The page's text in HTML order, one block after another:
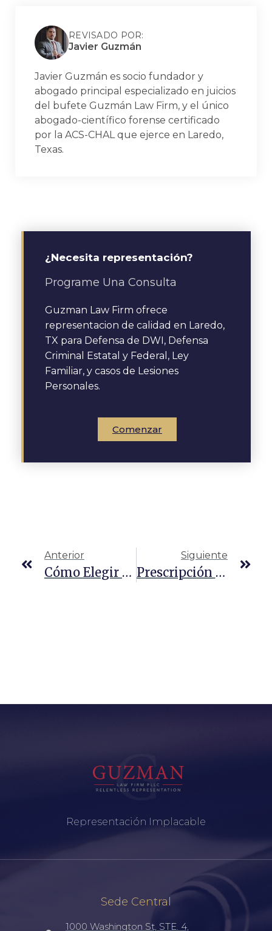
REVISADO POR:
Javier Guzmán
Javier Guzmán es socio fundador y
abogado principal especializado en juicios
del bufete Guzmán Law Firm, y el único
abogado-científico forense certificado
por la ACS-CHAL que ejerce en Laredo,
Texas.
¿Necesita representación?
Programe Una Consulta
Guzman Law Firm ofrece
representacion de calidad en Laredo,
TX para Defensa de DWI, Defensa
Criminal Estatal y Federal, Ley
Familiar, y casos de Lesiones
Personales.
Comenzar
Anterior
Cómo Elegir Un Abogado Defensor De DWI
Siguiente
Prescripción Del Delito De Robo En Texas
Representación Implacable
Sede Central
1000 Washington St, STE. 4,